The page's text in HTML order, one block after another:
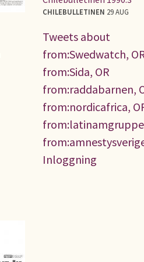
CHILEBULLETINEN 29 AUG
Tweets about
from:Swedwatch,
from:Sida, OR
from:raddabarnen,
from:nordicafrica,
Inloggning